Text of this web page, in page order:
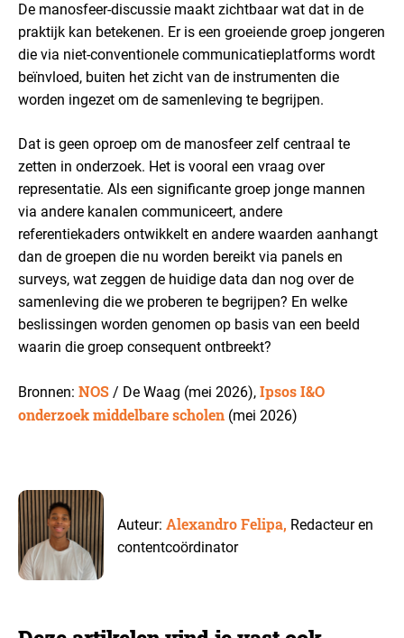
De manosfeer-discussie maakt zichtbaar wat dat in de
praktijk kan betekenen. Er is een groeiende groep jongeren
die via niet-conventionele communicatieplatforms wordt
beïnvloed, buiten het zicht van de instrumenten die
worden ingezet om de samenleving te begrijpen.
Dat is geen oproep om de manosfeer zelf centraal te
zetten in onderzoek. Het is vooral een vraag over
representatie. Als een significante groep jonge mannen
via andere kanalen communiceert, andere
referentiekaders ontwikkelt en andere waarden aanhangt
dan de groepen die nu worden bereikt via panels en
surveys, wat zeggen de huidige data dan nog over de
samenleving die we proberen te begrijpen? En welke
beslissingen worden genomen op basis van een beeld
waarin die groep consequent ontbreekt?
Bronnen: NOS / De Waag (mei 2026), Ipsos I&O
onderzoek middelbare scholen (mei 2026)
Auteur:Alexandro Felipa, Redacteur en
contentcoördinator